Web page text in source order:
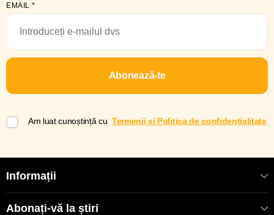
EMAIL *
Abonează-te
Am luat cunoștință cu Termenii și Politica de confidențialitate
Informații
Abonați-vă la știri